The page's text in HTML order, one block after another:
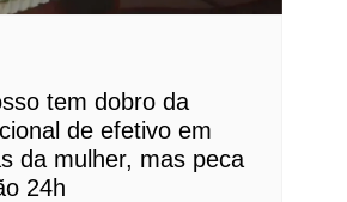
tem dobro da
de efetivo em
da mulher, mas peca
24h